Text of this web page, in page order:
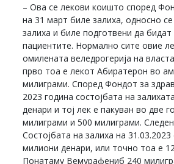
– Ова се лекови коишто според
на 31 март биле залиха, односно
залиха и биле подготвени да
пациентите. Нормално сите овие
омилената веледрогерија на
прво тоа е лекот Абиратерон во
милиграми. Според Фондот за
2023 година состојбата на
денари и тој лек е пакуван во две
милиграми и 500 милиграми.
Состојбата на залиха на
милиони денари, или точно тоа е
Понатаму Вемурафениб 240